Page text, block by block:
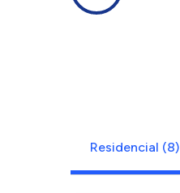
Residencial (8)